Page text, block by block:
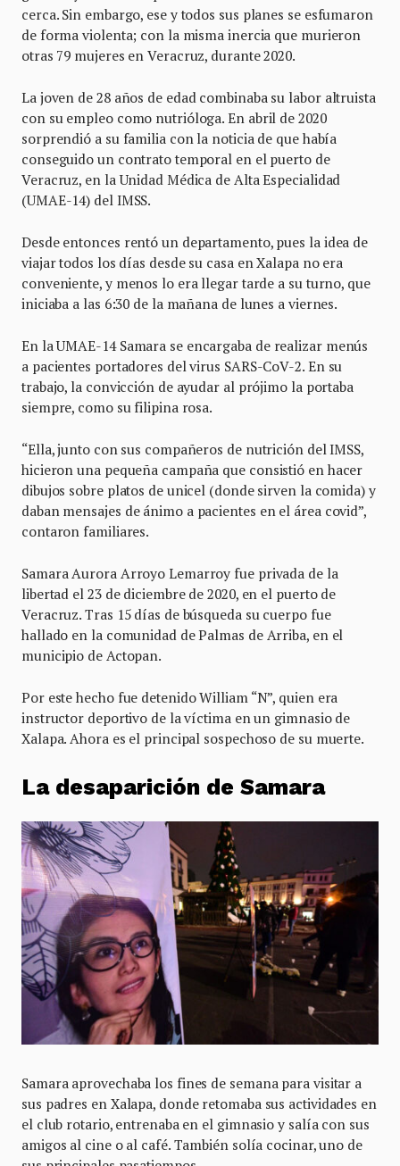
cerca. Sin embargo, ese y todos sus planes se esfumaron
de forma violenta; con la misma inercia que murieron
otras 79 mujeres en Veracruz, durante 2020.
La joven de 28 años de edad combinaba su labor altruista
con su empleo como nutrióloga. En abril de 2020
sorprendió a su familia con la noticia de que había
conseguido un contrato temporal en el puerto de
Veracruz, en la Unidad Médica de Alta Especialidad
(UMAE-14) del IMSS.
Desde entonces rentó un departamento, pues la idea de
viajar todos los días desde su casa en Xalapa no era
conveniente, y menos lo era llegar tarde a su turno, que
iniciaba a las 6:30 de la mañana de lunes a viernes.
En la UMAE-14 Samara se encargaba de realizar menús
a pacientes portadores del virus SARS-CoV-2. En su
trabajo, la convicción de ayudar al prójimo la portaba
siempre, como su filipina rosa.
“Ella, junto con sus compañeros de nutrición del IMSS,
hicieron una pequeña campaña que consistió en hacer
dibujos sobre platos de unicel (donde sirven la comida) y
daban mensajes de ánimo a pacientes en el área covid”,
contaron familiares.
Samara Aurora Arroyo Lemarroy fue privada de la
libertad el 23 de diciembre de 2020, en el puerto de
Veracruz. Tras 15 días de búsqueda su cuerpo fue
hallado en la comunidad de Palmas de Arriba, en el
municipio de Actopan.
Por este hecho fue detenido William “N”, quien era
instructor deportivo de la víctima en un gimnasio de
Xalapa. Ahora es el principal sospechoso de su muerte.
La desaparición de Samara
Samara aprovechaba los fines de semana para visitar a
sus padres en Xalapa, donde retomaba sus actividades en
el club rotario, entrenaba en el gimnasio y salía con sus
amigos al cine o al café. También solía cocinar, uno de